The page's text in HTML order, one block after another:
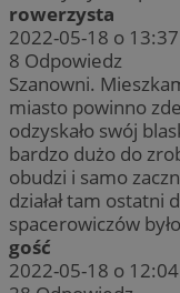
rowerzysta
2022-05-18 o 13:37
8 Odpowiedz
Szanowni.
miasto powinno
odzyskało swój
bardzo dużo do
obudzi i samo
działał tam
spacerowiczów
gość
2022-05-18 o 12:04